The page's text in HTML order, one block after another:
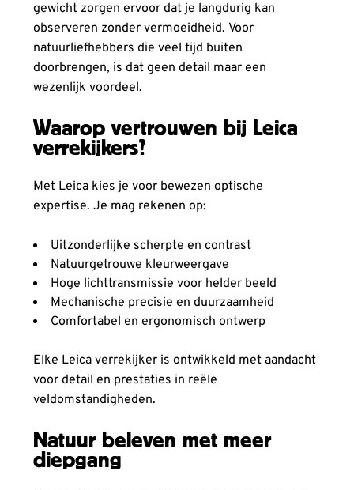
gewicht zorgen ervoor dat je langdurig kan
observeren zonder vermoeidheid. Voor
natuurliefhebbers die veel tijd buiten
doorbrengen, is dat geen detail maar een
wezenlijk voordeel.
Waarop vertrouwen bij Leica
verrekijkers?
Met Leica kies je voor bewezen optische
expertise. Je mag rekenen op:
Uitzonderlijke scherpte en contrast
Natuurgetrouwe kleurweergave
Hoge lichttransmissie voor helder beeld
Mechanische precisie en duurzaamheid
Comfortabel en ergonomisch ontwerp
Elke Leica verrekijker is ontwikkeld met aandacht
voor detail en prestaties in reële
veldomstandigheden.
Natuur beleven met meer
diepgang